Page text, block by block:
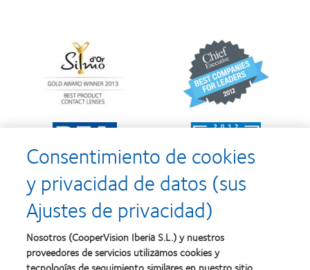
about
Premio
Silmo
mejor
con
MyDay™
Learn
more
about
2012
y
2010:
Mejor
empresa
el
desarrollo
del
liderazgo
Learn
about
2011:
Premios
a
mejor
(2011)
Learn
about
2011:
Premio
a
salud
Learn
more
about
2012:
Premio
Learn
more
about
2012
Premio
Consentimiento de cookies
y privacidad de datos (sus
Ajustes de privacidad)
Nosotros (CooperVision Iberia S.L.) y nuestros
proveedores de servicios utilizamos cookies y